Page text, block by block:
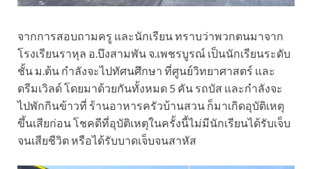
จากการสอบถามครู และนักเรียน ทราบว่าพวกตนมาจาก
โรงเรียนราหุล อ.บึงสามพัน จ.เพชรบูรณ์ เป็นนักเรียนระดับ
ชั้น ม.ต้น กำลังจะไปทัศนศึกษา ที่ศูนย์วิทยาศาสตร์ และ
ดรีมเวิลด์ โดยมาด้วยกันทั้งหมด 5 คัน รถบัส และกำลังจะ
ไปพักกินข้าวที่ ร้านอาหารครัวบ้านสวน ก็มาเกิดอุบัติเหตุ
ขึ้นเสียก่อน โชคดีที่อุบัติเหตุในครั้งนี้ไม่มีนักเรียนได้รับเจ็บ
จนเสียชีวิต หรือได้รับบาดเจ็บจนสาหัส